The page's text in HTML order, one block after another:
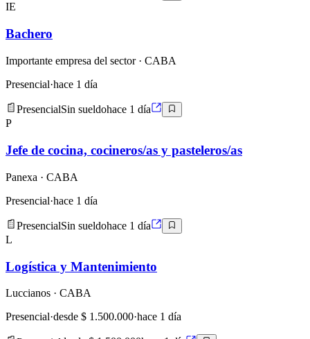
IE
Bachero
Importante empresa del sector· CABA
Presencial·hace 1 día
PresencialSin sueldohace 1 día
P
Jefe de cocina, cocineros/as y pasteleros/as
Panexa · CABA
Presencial·hace 1 día
PresencialSin sueldohace 1 día
L
Logística y Mantenimiento
Luccianos · CABA
Presencial·desde $ 1.500.000·hace 1 día